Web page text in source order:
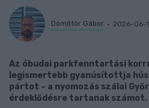
Dömötör Gábor 2026-06-
Az óbudai parkfenntartási
legismertebb gyanúsítottja
pártot – a nyomozás szálai
érdeklődésre tartanak számot.